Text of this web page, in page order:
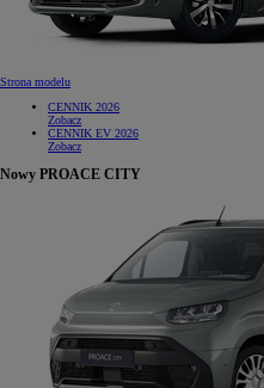
Strona modelu
CENNIK 2026
Zobacz
CENNIK EV 2026
Zobacz
Nowy PROACE CITY